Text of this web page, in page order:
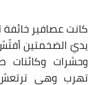
كانت عصافير
يديّ الضخمتين
وحشرات وكائنات
تهرب وهي ترتعش